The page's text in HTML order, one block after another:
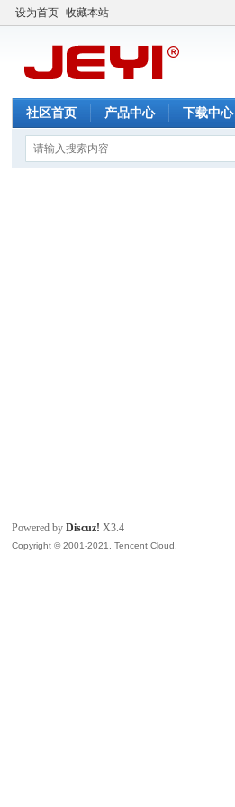
设为首页 收藏本站
社区首页 产品中心 下载中心
Powered byDiscuz! X3.4
Copyright © 2001-2021, Tencent Cloud.